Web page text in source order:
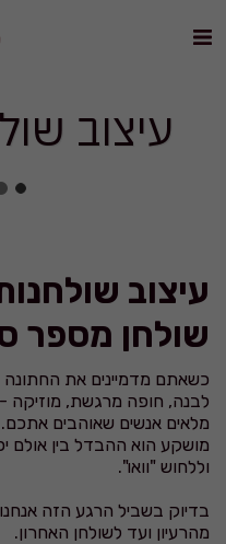
עיצוב
עיצוב
שולחן מספר
כשאתם מדמיינים את
לבנה, חופה מרגשת, מוזיקה -
מלאים אנשים שאוהבים
מושקע הוא ההבדל בין אולם
וללחוש "וואו".
בדיוק בשביל הרגע הזה
מהרעיון ועד לשולחן האחרון.